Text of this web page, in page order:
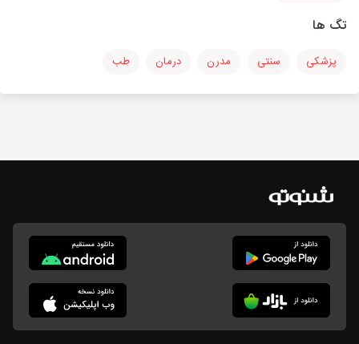
تگ ها
پزشکی سنتی مدرن درمان طب